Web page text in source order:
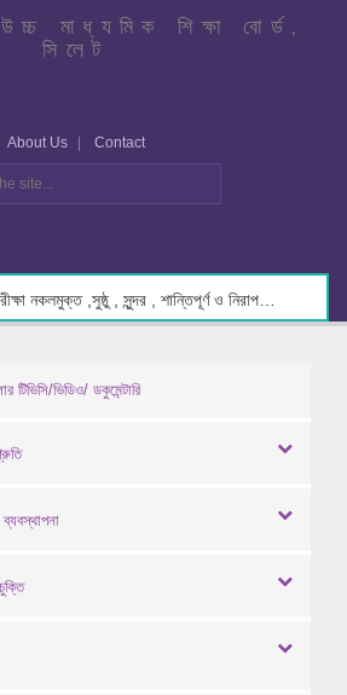
মাধ্যমিক শিক্ষা বোর্ড,
সিলেট
About Us Contact
টিভিসি/ভিডিও/ ডকুমেন্টারি